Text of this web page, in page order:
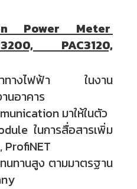
Power Meter
PAC3120,
าทางไฟฟ้า ในงาน
นอาคาร
มาให้ในตัว
ในการสื่อสารเพิ่ม
ProfiNET
นทานสูง ตามมาตรฐาน